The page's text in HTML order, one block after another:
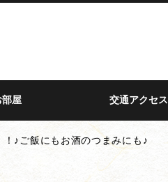
部屋 交通アクセス
！♪ご飯にもお酒のつまみにも♪